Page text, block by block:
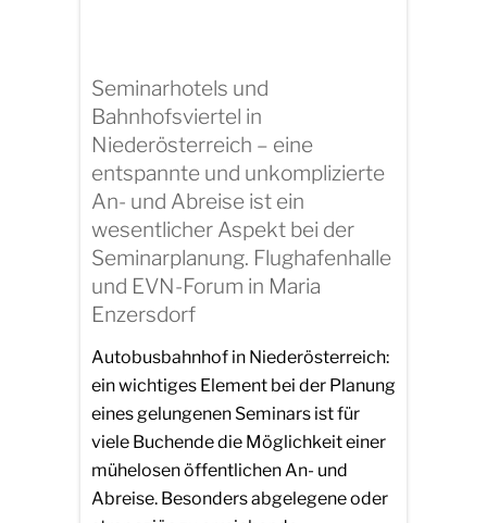
Seminarhotels und
Bahnhofsviertel in
Niederösterreich – eine
entspannte und unkomplizierte
An- und Abreise ist ein
wesentlicher Aspekt bei der
Seminarplanung. Flughafenhalle
und EVN-Forum in Maria
Enzersdorf
Autobusbahnhof in Niederösterreich:
ein wichtiges Element bei der Planung
eines gelungenen Seminars ist für
viele Buchende die Möglichkeit einer
mühelosen öffentlichen An- und
Abreise. Besonders abgelegene oder